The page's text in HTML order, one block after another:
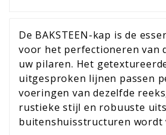
De BAKSTEEN-kap is de
voor het perfectioneren van
uw pilaren. Het
uitgesproken lijnen passen
voeringen van dezelfde
rustieke stijl en robuuste
buitenshuisstructuren wordt